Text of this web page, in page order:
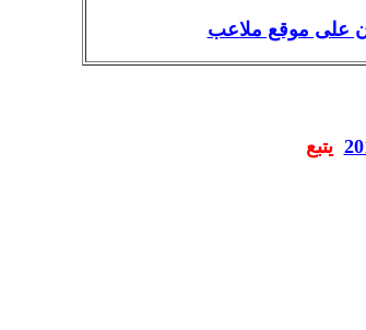
على موقع ملاعب
يتبع